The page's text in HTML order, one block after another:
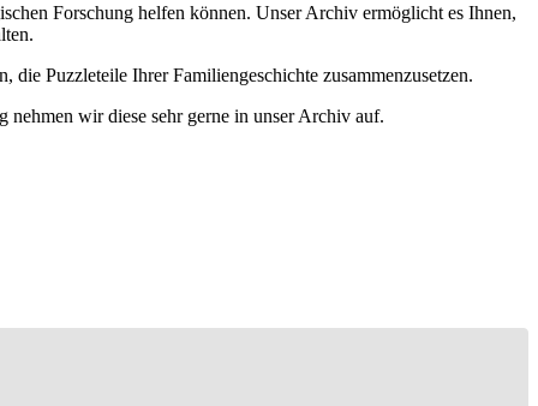
Forschung helfen können. Unser Archiv ermöglicht es Ihnen,
Puzzleteile Ihrer Familiengeschichte zusammenzusetzen.
nehmen wir diese sehr gerne in unser Archiv auf.